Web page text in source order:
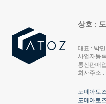
상호 :
대표 : 박민
사업자등
통신판매
회사주소 :
도매아토
도매아토